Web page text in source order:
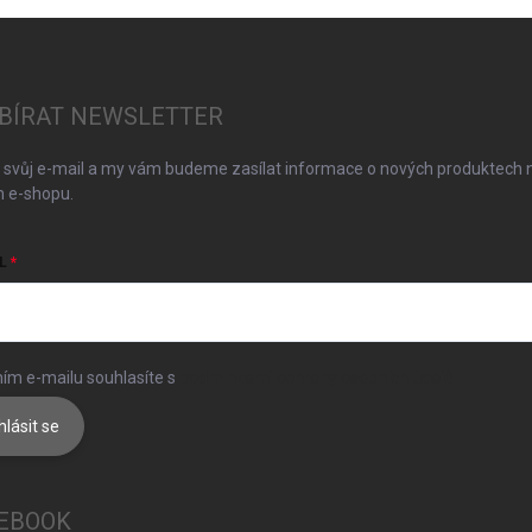
NEWSLETTER
svůj e-mail a my vám budeme zasílat informace o nových produktech
e-shopu.
e-mailu souhlasíte s
se